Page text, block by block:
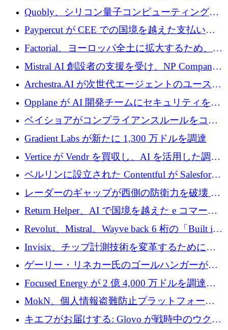
Xavier Niel が支援する共同 AI 受信箱を立ち上
げる
Quobly、シリコン量子コンピューティングの
商用化のためにシリーズ A で 1 億 1,500 万ユ
ーロを調達
Paypercut が CEE での国境を越えた支払いを
拡大するために 500 万ユーロを確保
Factorial、ヨーロッパ全土に拡大するため、25
億ドルの評価額で1億5,000万ドルのシリーズD
Mistral AI 創設者の支援を受け、NP Company
がエンジニアリング向け AI を推進するために
600 万ユーロのプレシードを確保
Archestra.AI が次世代エージェントのユースケ
ースを実現するために 1,000 万ドルを調達
Opplane が AI 開発チームにセキュリティをも
たらすために 450 万ユーロを調達
ベイショアがコンプライアンスルールをコー
ド化するために800万ドルを調達
Gradient Labs が新たに 1,300 万ドルを調達
Vertice が Vendr を買収し、AI を活用した調達
インテリジェンス プラットフォームを構築
ベルリンに設立された Contentful が Salesforce
に買収される
レーダーのギャップが西側の防衛力を破壊 —
そしてベルリンのチップスタートアップがそ
れを埋める
Return Helper、AI で国境を越えた e コマース
の返品を利益に変えるシリーズ A で 400 万ド
ルを調達
Revolut、Mistral、Wayve back 6 桁の「Built in
Europe」キャンペーン
Invisix、チップ計測技術を変革するために
2,000 万ユーロのシードラウンドを完了
ゲーリー・リネカー氏のゴールハンガーがVC
事業を開始
Focused Energy が 2 億 4,000 万ドルを調達、
TrueLayer が In3 を買収、ロンドンが首位の座
を奪還
MokN、個人情報盗難防止プラットフォーム
の成長のためにシリーズ A で 1,500 万ドルを
調達
キエフがお届けする: Glovo が戦時中のウクラ